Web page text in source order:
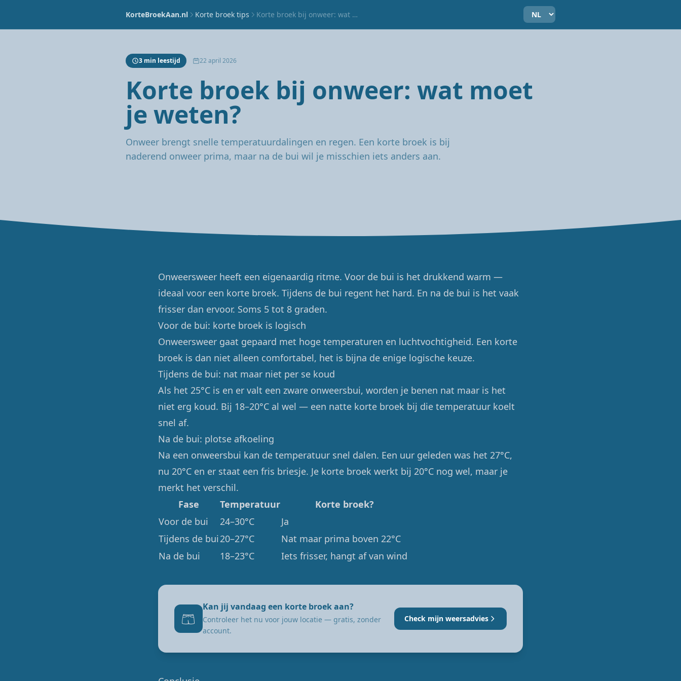
KorteBroekAan.nl Korte broek tips Korte broek bij onweer: wat moet je weten?
3 min leestijd 22 april 2026
Korte broek bij onweer: wat moet
je weten?
Onweer brengt snelle temperatuurdalingen en regen. Een korte broek is bij
naderend onweer prima, maar na de bui wil je misschien iets anders aan.
Onweersweer heeft een eigenaardig ritme. Voor de bui is het drukkend warm —
ideaal voor een korte broek. Tijdens de bui regent het hard. En na de bui is het vaak
frisser dan ervoor. Soms 5 tot 8 graden.
Voor de bui: korte broek is logisch
Onweersweer gaat gepaard met hoge temperaturen en luchtvochtigheid. Een korte
broek is dan niet alleen comfortabel, het is bijna de enige logische keuze.
Tijdens de bui: nat maar niet per se koud
Als het 25°C is en er valt een zware onweersbui, worden je benen nat maar is het
niet erg koud. Bij 18–20°C al wel — een natte korte broek bij die temperatuur koelt
snel af.
Na de bui: plotse afkoeling
Na een onweersbui kan de temperatuur snel dalen. Een uur geleden was het 27°C,
nu 20°C en er staat een fris briesje. Je korte broek werkt bij 20°C nog wel, maar je
merkt het verschil.
Fase
Temperatuur
Korte broek?
Voor de bui
24–30°C
Ja
Tijdens de bui20–27°C
Nat maar prima boven 22°C
Na de bui
18–23°C Iets frisser, hangt af van wind
🩳
Kan jij vandaag een korte broek aan?
Controleer het nu voor jouw locatie — gratis, zonder
account.
Check mijn weersadvies